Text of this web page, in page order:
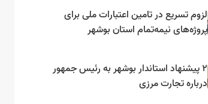
لزوم تسریع در تامین اعتبارات ملی برای
پروژه‌های نیمه‌تمام استان بوشهر
۲ پیشنهاد استاندار بوشهر به رئیس جمهور
درباره تجارت مرزی